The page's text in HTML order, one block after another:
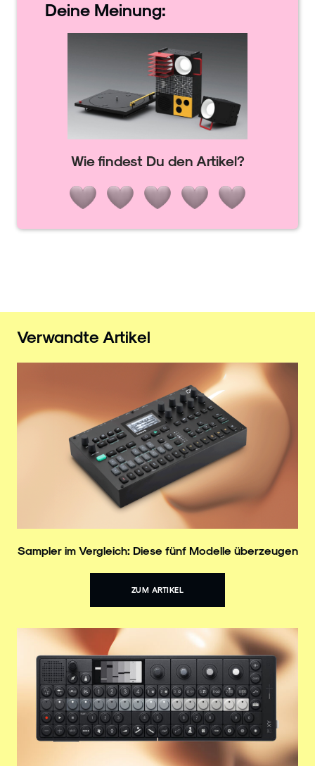
Deine Meinung:
Wie findest Du den Artikel?
Verwandte Artikel
Sampler im Vergleich: Diese fünf Modelle überzeugen
ZUM ARTIKEL